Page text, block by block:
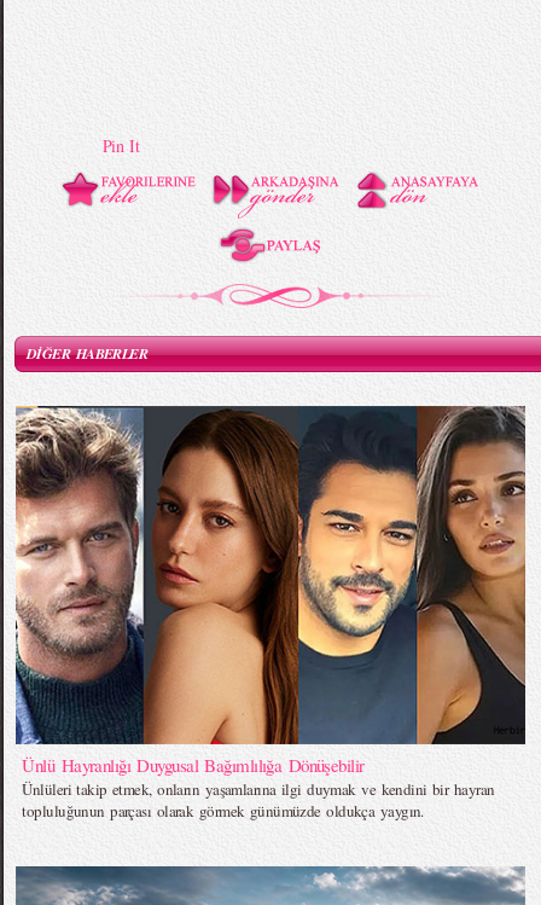
Pin It
DİĞER HABERLER
Ünlü Hayranlığı Duygusal Bağımlılığa Dönüşebilir
Ünlüleri takip etmek, onların yaşamlarına ilgi duymak ve kendini bir hayran
topluluğunun parçası olarak görmek günümüzde oldukça yaygın.